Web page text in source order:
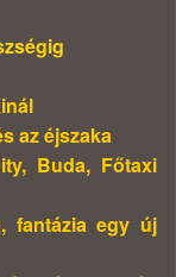
az éjszaka
Buda, Főtaxi
fantázia egy új